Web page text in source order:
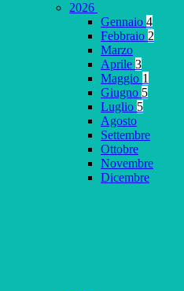
2026
Gennaio 4
Febbraio 2
Marzo
Aprile 3
Maggio 1
Giugno 5
Luglio 5
Agosto
Settembre
Ottobre
Novembre
Dicembre